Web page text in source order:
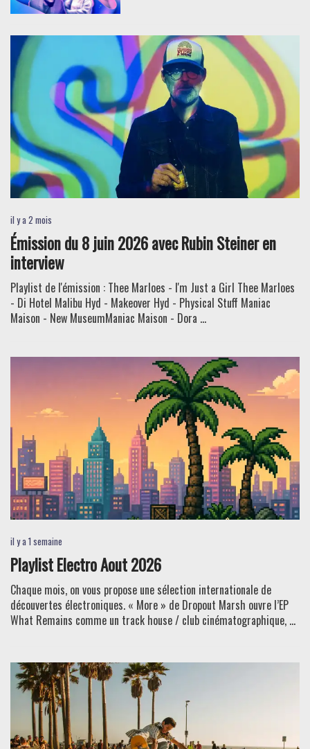
il y a 2 mois
Émission du 8 juin 2026 avec Rubin Steiner en
interview
Playlist de l'émission : Thee Marloes - I'm Just a Girl Thee Marloes
- Di Hotel Malibu Hyd - Makeover Hyd - Physical Stuff Maniac
Maison - New MuseumManiac Maison - Dora ...
il y a 1 semaine
Playlist Electro Aout 2026
Chaque mois, on vous propose une sélection internationale de
découvertes électroniques. « More » de Dropout Marsh ouvre l’EP
What Remains comme un track house / club cinématographique, ...